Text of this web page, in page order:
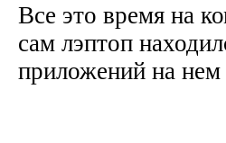
Все это время на
сам лэптоп
приложений на